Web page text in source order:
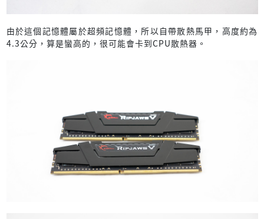
由於這個記憶體屬於超頻記憶體，所以自帶散熱馬甲，高度約為
4.3公分，算是蠻高的，很可能會卡到CPU散熱器。